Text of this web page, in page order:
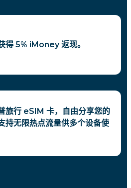
得 5% iMoney 返现。
旅行 eSIM 卡，自由分享您的
持无限热点流量供多个设备使